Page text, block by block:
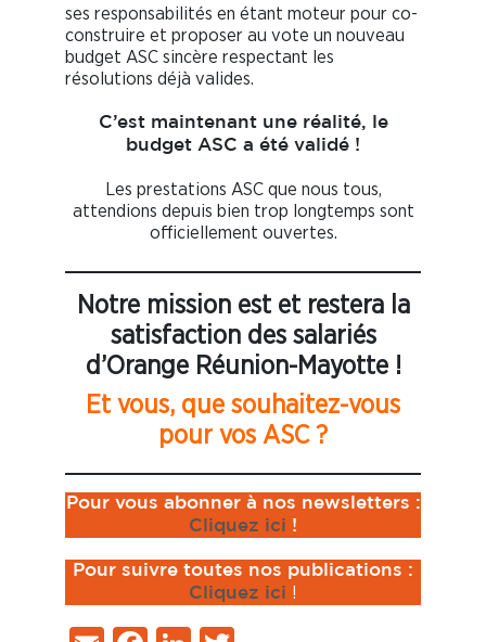
ses responsabilités en étant moteur pour co-
construire et proposer au vote un nouveau
budget ASC sincère respectant les
résolutions déjà valides.
C’est maintenant une réalité, le
budget ASC a été validé !
Les prestations ASC que nous tous,
attendions depuis bien trop longtemps sont
officiellement ouvertes.
Notre mission est et restera la
satisfaction des salariés
d’Orange Réunion-Mayotte !
Et vous, que souhaitez-vous
pour vos ASC ?
Pour vous abonner à nos newsletters :
Cliquez ici !
Pour suivre toutes nos publications :
Cliquez ici !